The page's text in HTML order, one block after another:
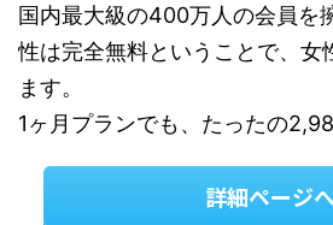
国内最大級の400万人の会員を
性は完全無料ということで、女
ます。
1ヶ月プランでも、たったの
詳細ページ